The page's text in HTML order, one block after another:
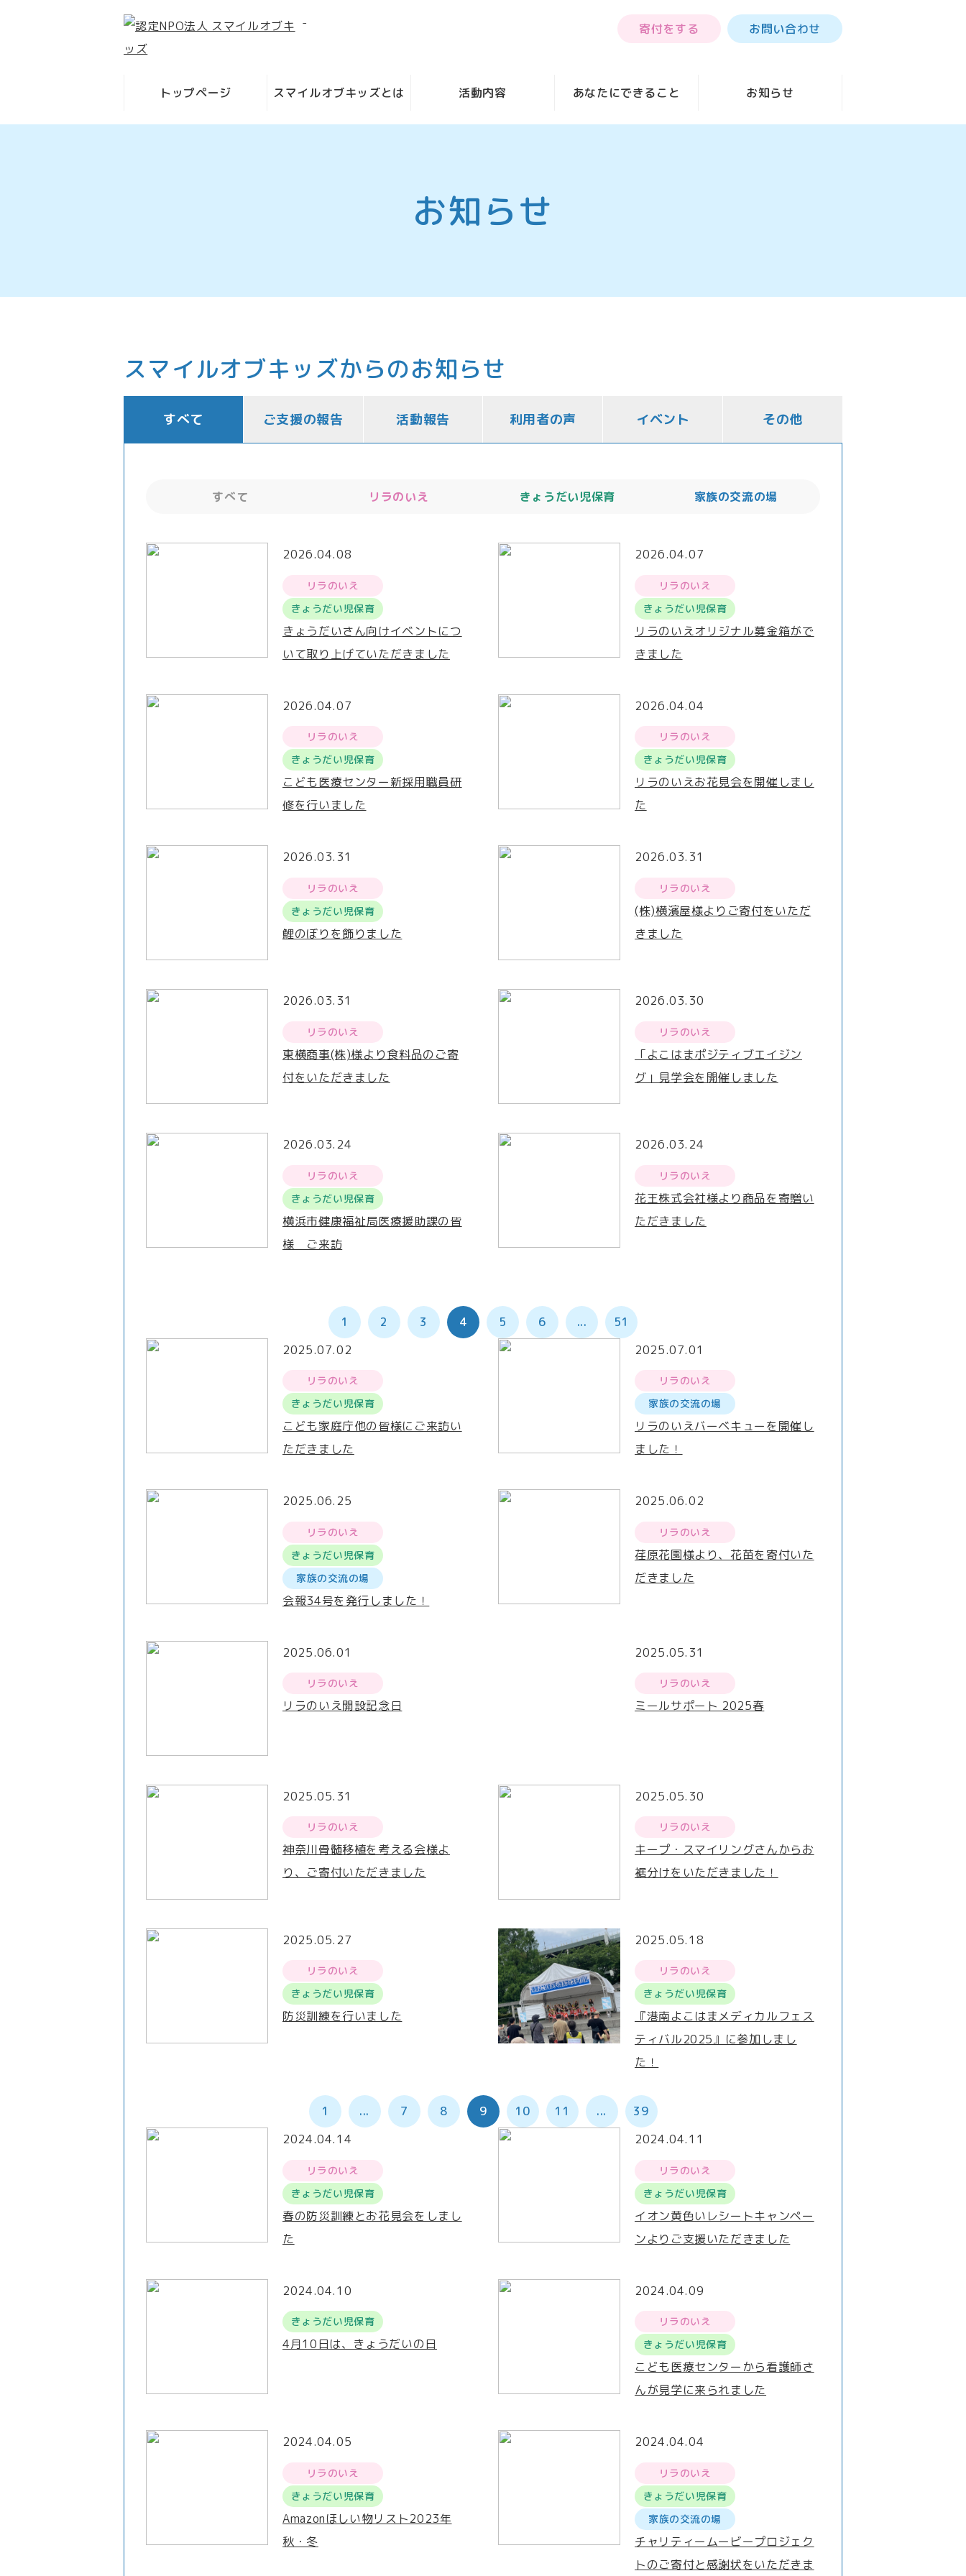
- 寄付をする お問い合わせ
トップページ スマイルオブキッズとは 活動内容 あなたにできること お知らせ
お知らせ
スマイルオブキッズからのお知らせ
すべて ご支援の報告 活動報告 利用者の声 イベント その他
すべて リラのいえ きょうだい児保育 家族の交流の場
2026.04.08
リラのいえ
きょうだい児保育
きょうだいさん向けイベントにつ
いて取り上げていただきました
2026.04.07
リラのいえ
きょうだい児保育
リラのいえオリジナル募金箱がで
きました
2026.04.07
リラのいえ
きょうだい児保育
こども医療センター新採用職員研
修を行いました
2026.04.04
リラのいえ
きょうだい児保育
リラのいえお花見会を開催しまし
た
2026.03.31
リラのいえ
きょうだい児保育
鯉のぼりを飾りました
2026.03.31
リラのいえ
(株)横濱屋様よりご寄付をいただ
きました
2026.03.31
リラのいえ
東横商事(株)様より食料品のご寄
付をいただきました
2026.03.30
リラのいえ
「よこはまポジティブエイジン
グ」見学会を開催しました
2026.03.24
リラのいえ
きょうだい児保育
横浜市健康福祉局医療援助課の皆
様 ご来訪
2026.03.24
リラのいえ
花王株式会社様より商品を寄贈い
ただきました
1 2 3 4 5 6 ...
51
2025.07.02
リラのいえ
きょうだい児保育
こども家庭庁他の皆様にご来訪い
ただきました
2025.07.01
リラのいえ
家族の交流の場
リラのいえバーベキューを開催し
ました！
2025.06.25
リラのいえ
きょうだい児保育
家族の交流の場
会報34号を発行しました！
2025.06.02
リラのいえ
荏原花園様より、花苗を寄付いた
だきました
2025.06.01
リラのいえ
リラのいえ開設記念日
2025.05.31
リラのいえ
ミールサポート 2025春
2025.05.31
リラのいえ
神奈川骨髄移植を考える会様よ
り、ご寄付いただきました
2025.05.30
リラのいえ
キープ・スマイリングさんからお
裾分けをいただきました！
2025.05.27
リラのいえ
きょうだい児保育
防災訓練を行いました
2025.05.18
リラのいえ
きょうだい児保育
『港南よこはまメディカルフェス
ティバル2025』に参加しまし
た！
1 ... 7 8 9 10 11 ...
39
2024.04.14
リラのいえ
きょうだい児保育
春の防災訓練とお花見会をしまし
た
2024.04.11
リラのいえ
きょうだい児保育
イオン黄色いレシートキャンペー
ンよりご支援いただきました
2024.04.10
きょうだい児保育
4月10日は、きょうだいの日
2024.04.09
リラのいえ
きょうだい児保育
こども医療センターから看護師さ
んが見学に来られました
2024.04.05
リラのいえ
きょうだい児保育
Amazonほしい物リスト2023年
秋・冬
2024.04.04
リラのいえ
きょうだい児保育
家族の交流の場
チャリティームービープロジェク
トのご寄付と感謝状をいただきま